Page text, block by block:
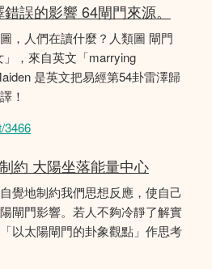
誤的影響 64閘門來源。
，人們在讀什麼？人類圖 閘門
，來自英文「marrying
是英文把易經第54卦雷澤歸
！
3466
約 大陽坐落能量中心
覺地制約我們思想反應，使自己
閘門影響。若人不夠冷靜了解實
以太陽閘門的卦象觀點」作思考